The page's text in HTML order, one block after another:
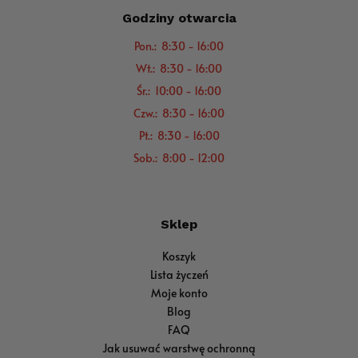
Godziny otwarcia
Pon.: 8:30 - 16:00
Wt.: 8:30 - 16:00
Śr.: 10:00 - 16:00
Czw.: 8:30 - 16:00
Pt.: 8:30 - 16:00
Sob.: 8:00 - 12:00
Sklep
Koszyk
Lista życzeń
Moje konto
Blog
FAQ
Jak usuwać warstwę ochronną